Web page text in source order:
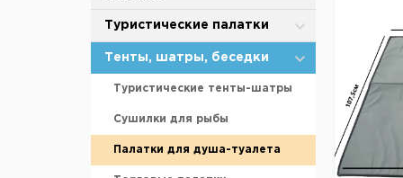
карабины
Грузила
Живые насадки
Инструменты
Катушки
Зимняя одежда
Защита от дождя и ветра
Термобелье
Обувь для охоты и рыбалки
Термоноски, стельки
Туристические палатки
Alpika
BTrace
MirCamping
Totem
Тенты, шатры, беседки
Туристические тенты-шатры
Сушилки для рыбы
Палатки для душа-туалета